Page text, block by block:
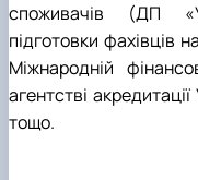
споживачів (ДП
підготовки фахівців
Міжнародній
агентстві
тощо.